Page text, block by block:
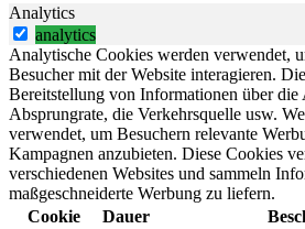
Analytics
analytics
Analytische Cookies werden verwendet,
Besucher mit der Website interagieren.
Bereitstellung von Informationen über die
Absprungrate, die Verkehrsquelle usw.
verwendet, um Besuchern relevante
Kampagnen anzubieten. Diese Cookies
verschiedenen Websites und sammeln
maßgeschneiderte Werbung zu liefern.
Cookie
Dauer